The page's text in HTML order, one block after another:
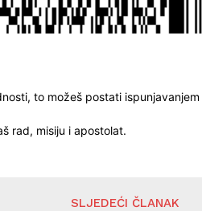
to možeš postati ispunjavanjem
rad, misiju i apostolat.
SLJEDEĆI ČLANAK